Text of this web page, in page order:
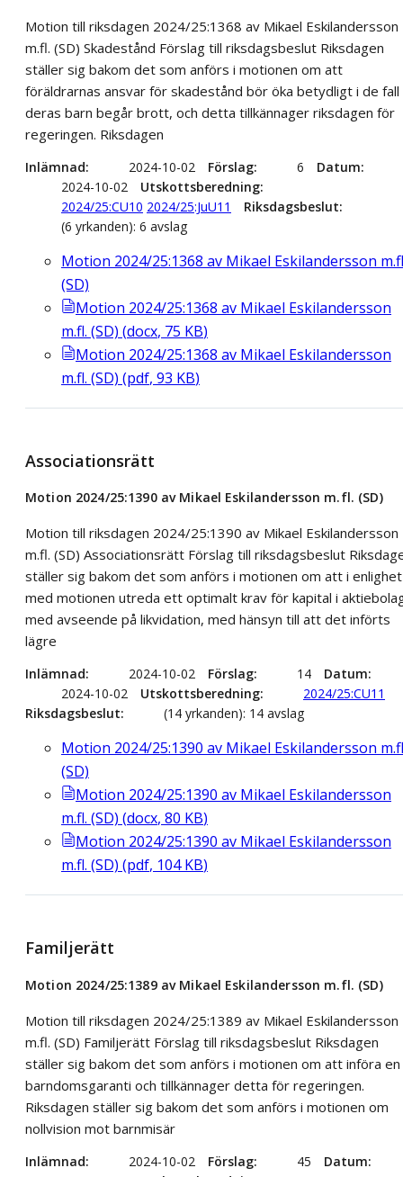
Motion till riksdagen 2024/25:1368 av Mikael Eskilandersson
m.fl. (SD) Skadestånd Förslag till riksdagsbeslut Riksdagen
ställer sig bakom det som anförs i motionen om att
föräldrarnas ansvar för skadestånd bör öka betydligt i de fall
deras barn begår brott, och detta tillkännager riksdagen för
regeringen. Riksdagen
Inlämnad 2024-10-02 Förslag 6
Datum
2024-10-02
Utskottsberedning
2024/25:CU10 2024/25:JuU11
Riksdagsbeslut
(6 yrkanden): 6 avslag
Motion 2024/25:1368 av Mikael Eskilandersson
(SD)
Motion 2024/25:1368 av Mikael Eskilandersson
m.fl. (SD) (docx, 75 KB)
Motion 2024/25:1368 av Mikael Eskilandersson
m.fl. (SD) (pdf, 93 KB)
Associationsrätt
Motion 2024/25:1390 av Mikael Eskilandersson m.fl. (SD)
Motion till riksdagen 2024/25:1390 av Mikael Eskilandersson
m.fl. (SD) Associationsrätt Förslag till riksdagsbeslut
ställer sig bakom det som anförs i motionen om att i enlighet
med motionen utreda ett optimalt krav för kapital i
med avseende på likvidation, med hänsyn till att det införts
lägre
Inlämnad 2024-10-02 Förslag 14
Datum
2024-10-02
Utskottsberedning
2024/25:CU11
Riksdagsbeslut
(14 yrkanden): 14 avslag
Motion 2024/25:1390 av Mikael Eskilandersson
(SD)
Motion 2024/25:1390 av Mikael Eskilandersson
m.fl. (SD) (docx, 80 KB)
Motion 2024/25:1390 av Mikael Eskilandersson
m.fl. (SD) (pdf, 104 KB)
Familjerätt
Motion 2024/25:1389 av Mikael Eskilandersson m.fl. (SD)
Motion till riksdagen 2024/25:1389 av Mikael Eskilandersson
m.fl. (SD) Familjerätt Förslag till riksdagsbeslut Riksdagen
ställer sig bakom det som anförs i motionen om att införa en
barndomsgaranti och tillkännager detta för regeringen.
Riksdagen ställer sig bakom det som anförs i motionen om
nollvision mot barnmisär
Inlämnad 2024-10-02 Förslag 45
Datum